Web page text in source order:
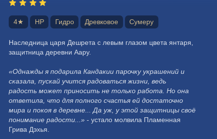
4★ HP Гидро Древковое Сумеру
Наследница царя Дешрета с левым глазом цвета янтаря,
защитница деревни Аару.
«Однажды я подарила Кандакии парочку украшений и
сказала, пускай учится радоваться жизни, ведь
радость может приносить не только работа. Но она
ответила, что для полного счастья ей достаточно
мира и покоя в деревне... Да уж, у этой защитницы своё
понимание радости...» - устало молвила Пламенная
Грива Дэхья.